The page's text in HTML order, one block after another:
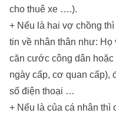
cho thuê xe ….).
+ Nếu là hai vợ chồng
tin về nhân thân như: Họ
căn cước công dân hoặc
ngày cấp, cơ quan cấp),
số điện thoại …
+ Nếu là của cá nhân thì